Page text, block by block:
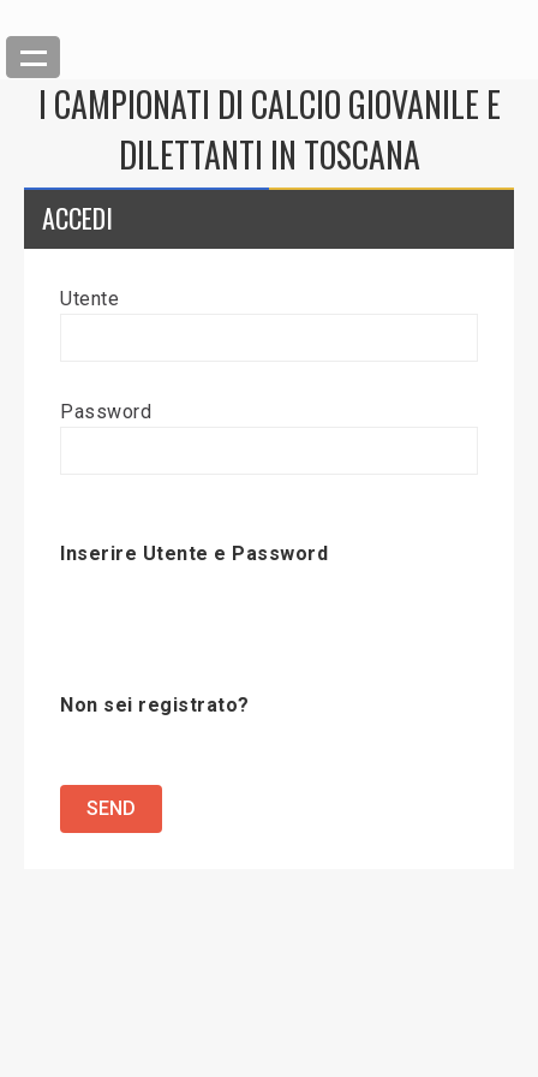
Back
Modifica News
I CAMPIONATI DI CALCIO GIOVANILE E
DILETTANTI IN TOSCANA
ACCEDI
Utente
Password
Inserire Utente e Password
Non sei registrato?